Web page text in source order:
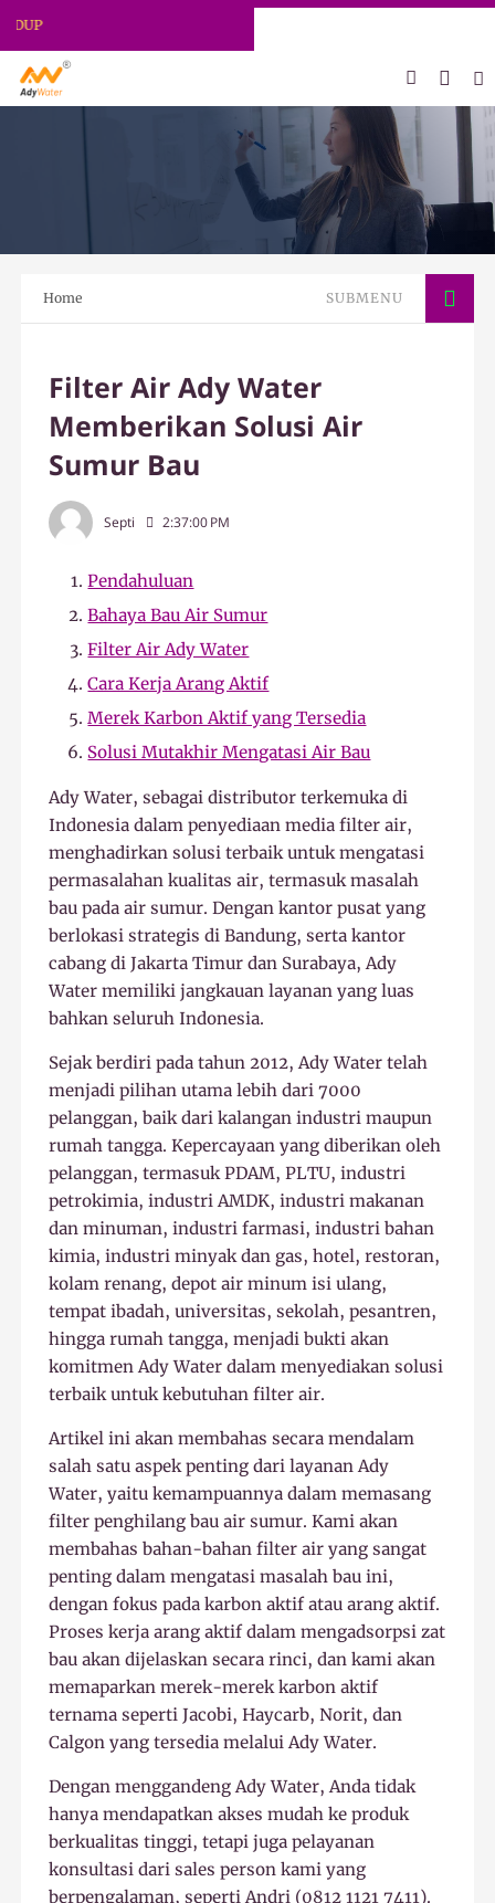
Home SUBMENU
Filter Air Ady Water
Memberikan Solusi Air
Sumur Bau
Septi 2:37:00 PM
Pendahuluan
Bahaya Bau Air Sumur
Filter Air Ady Water
Cara Kerja Arang Aktif
Merek Karbon Aktif yang Tersedia
Solusi Mutakhir Mengatasi Air Bau
Ady Water, sebagai distributor terkemuka di
Indonesia dalam penyediaan media filter air,
menghadirkan solusi terbaik untuk mengatasi
permasalahan kualitas air, termasuk masalah
bau pada air sumur. Dengan kantor pusat yang
berlokasi strategis di Bandung, serta kantor
cabang di Jakarta Timur dan Surabaya, Ady
Water memiliki jangkauan layanan yang luas
bahkan seluruh Indonesia.
Sejak berdiri pada tahun 2012, Ady Water telah
menjadi pilihan utama lebih dari 7000
pelanggan, baik dari kalangan industri maupun
rumah tangga. Kepercayaan yang diberikan oleh
pelanggan, termasuk PDAM, PLTU, industri
petrokimia, industri AMDK, industri makanan
dan minuman, industri farmasi, industri bahan
kimia, industri minyak dan gas, hotel, restoran,
kolam renang, depot air minum isi ulang,
tempat ibadah, universitas, sekolah, pesantren,
hingga rumah tangga, menjadi bukti akan
komitmen Ady Water dalam menyediakan solusi
terbaik untuk kebutuhan filter air.
Artikel ini akan membahas secara mendalam
salah satu aspek penting dari layanan Ady
Water, yaitu kemampuannya dalam memasang
filter penghilang bau air sumur. Kami akan
membahas bahan-bahan filter air yang sangat
penting dalam mengatasi masalah bau ini,
dengan fokus pada karbon aktif atau arang aktif.
Proses kerja arang aktif dalam mengadsorpsi zat
bau akan dijelaskan secara rinci, dan kami akan
memaparkan merek-merek karbon aktif
ternama seperti Jacobi, Haycarb, Norit, dan
Calgon yang tersedia melalui Ady Water.
Dengan menggandeng Ady Water, Anda tidak
hanya mendapatkan akses mudah ke produk
berkualitas tinggi, tetapi juga pelayanan
konsultasi dari sales person kami yang
berpengalaman, seperti Andri (0812 1121 7411).